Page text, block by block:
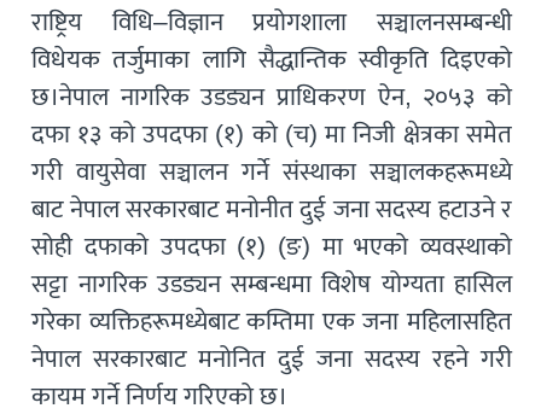
राष्ट्रिय विधि–विज्ञान प्रयोगशाला सञ्चालनसम्बन्धी
विधेयक तर्जुमाका लागि सैद्धान्तिक स्वीकृति दिइएको
छ।नेपाल नागरिक उडड्यन प्राधिकरण ऐन, २०५३ को
दफा १३ को उपदफा (१) को (च) मा निजी क्षेत्रका समेत
गरी वायुसेवा सञ्चालन गर्ने संस्थाका सञ्चालकहरूमध्ये
बाट नेपाल सरकारबाट मनोनीत दुई जना सदस्य हटाउने र
सोही दफाको उपदफा (१) (ङ) मा भएको व्यवस्थाको
सट्टा नागरिक उडड्यन सम्बन्धमा विशेष योग्यता हासिल
गरेका व्यक्तिहरूमध्येबाट कम्तिमा एक जना महिलासहित
नेपाल सरकारबाट मनोनित दुई जना सदस्य रहने गरी
कायम गर्ने निर्णय गरिएको छ।